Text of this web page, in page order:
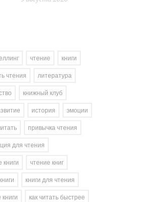
чтение
книги
чтения
литература
книжный клуб
история
эмоции
привычка чтения
для чтения
книги
чтение книг
книги для чтения
как читать быстрее